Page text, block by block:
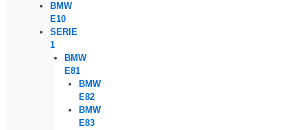
BMW
E10
SERIE
1
BMW
E81
BMW
E82
BMW
E83